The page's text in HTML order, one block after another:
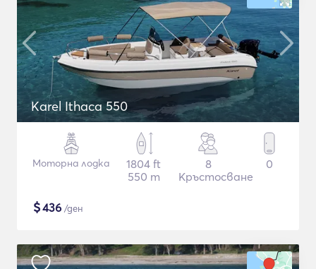
Karel Ithaca 550
Моторна лодка
1804 ft
550 m
8
Кръстосване
0
$436 /ден